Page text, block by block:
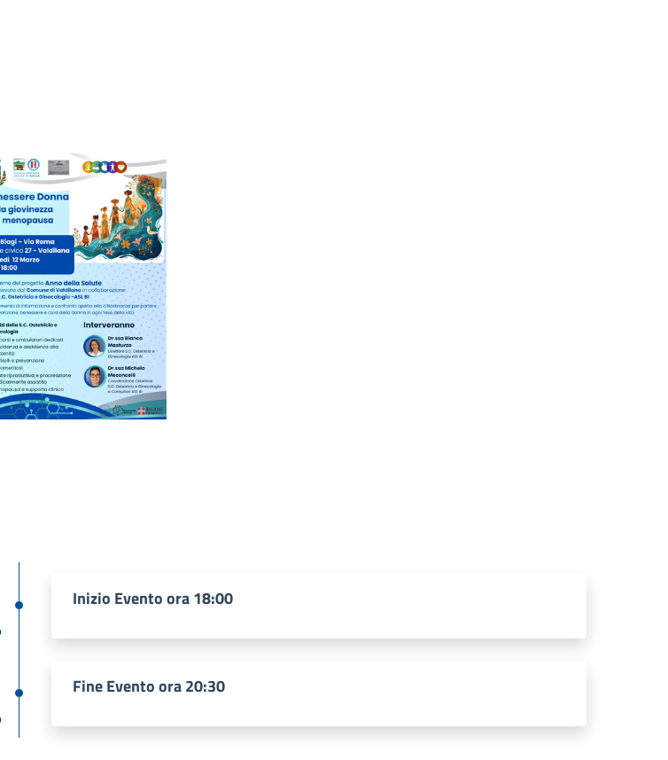
Inizio Evento ora 18:00
Fine Evento ora 20:30